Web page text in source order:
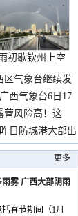
初歇钦州上空
邂逅
区气象台继续发
广西气象台6日17
营风险高！这
昨日防城港大部出
更多
雾 广西大部阴雨
春节期间（1月